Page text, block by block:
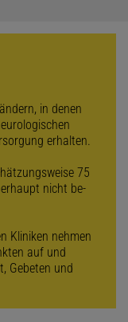
in denen
erhalten.
75
nicht be­
Kliniken nehmen
auf und
Gebeten und